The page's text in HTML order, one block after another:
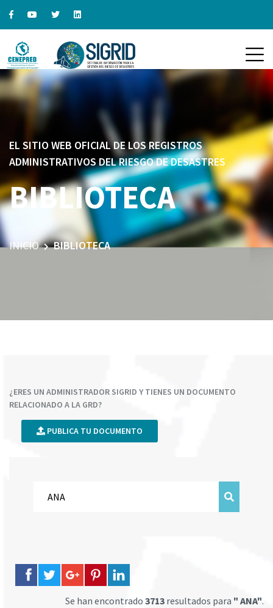
EL SITIO WEB OFICIAL DE LOS REGISTROS
ADMINISTRATIVOS DEL RIESGO DE DESASTRES
BIBLIOTECA
INICIO BIBLIOTECA
¿ERES UN ADMINISTRADOR SIGRID Y TIENES UN DOCUMENTO
RELACIONADO A LA GRD?
PUBLICA TU DOCUMENTO
Se han encontrado 3713 resultados para " ANA".